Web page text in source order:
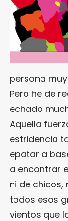
persona
Pero he de
echado
Aquella
estridencia
epatar a
a encontrar
ni de chicos,
todos esos
vientos que